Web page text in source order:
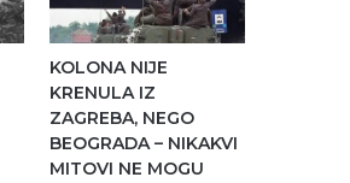
KOLONA NIJE
KRENULA IZ
ZAGREBA, NEGO
BEOGRADA – NIKAKVI
MITOVI NE MOGU